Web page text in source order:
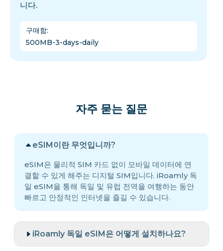
니다.
구매함:
500MB-3-days-daily
자주 묻는 질문
eSIM이란 무엇입니까?
eSIM은 물리적 SIM 카드 없이 모바일 데이터에 연
결할 수 있게 해주는 디지털 SIM입니다. iRoamly 독
일 eSIM을 통해 독일 및 유럽 전역을 여행하는 동안
빠르고 안정적인 인터넷을 즐길 수 있습니다.
iRoamly 독일 eSIM은 어떻게 설치하나요?